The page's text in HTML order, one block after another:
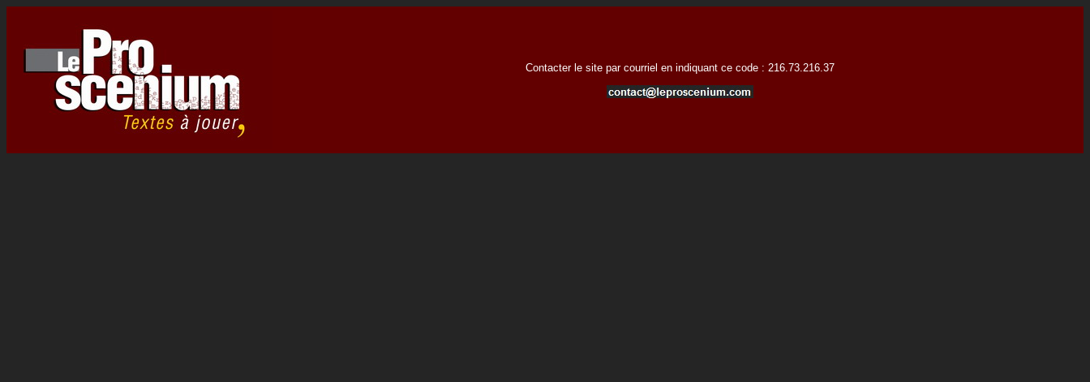
Contacter le site par courriel en indiquant ce code : 216.73.216.37